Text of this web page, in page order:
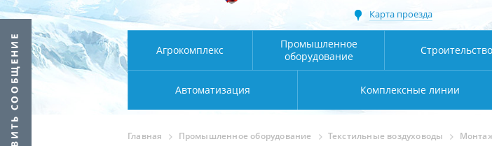
Карта проезда
Агрокомплекс
Промышленное
оборудование
Строительство
Автоматизация Комплексные линии
Главная Промышленное оборудование Текстильные воздуховоды